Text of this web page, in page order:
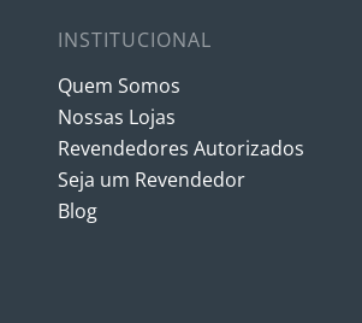
INSTITUCIONAL
Quem Somos
Nossas Lojas
Revendedores Autorizados
Seja um Revendedor
Blog